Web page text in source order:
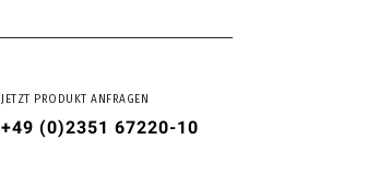
JETZT PRODUKT ANFRAGEN
+49 (0)2351 67220-10